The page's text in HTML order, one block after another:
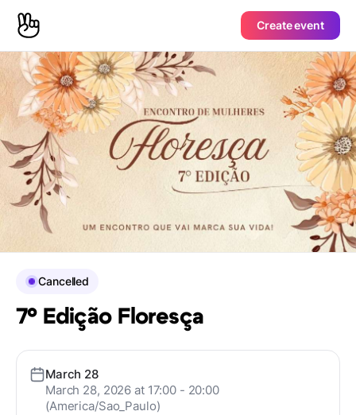
Create event
Cancelled
7° Edição Floresça
March 28
March 28, 2026 at 17:00 - 20:00
(America/Sao_Paulo)